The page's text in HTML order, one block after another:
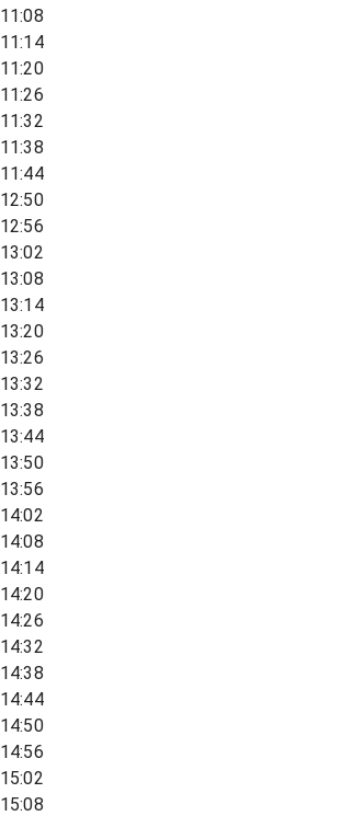
11:08
11:14
11:20
11:26
11:32
11:38
11:44
12:50
12:56
13:02
13:08
13:14
13:20
13:26
13:32
13:38
13:44
13:50
13:56
14:02
14:08
14:14
14:20
14:26
14:32
14:38
14:44
14:50
14:56
15:02
15:08